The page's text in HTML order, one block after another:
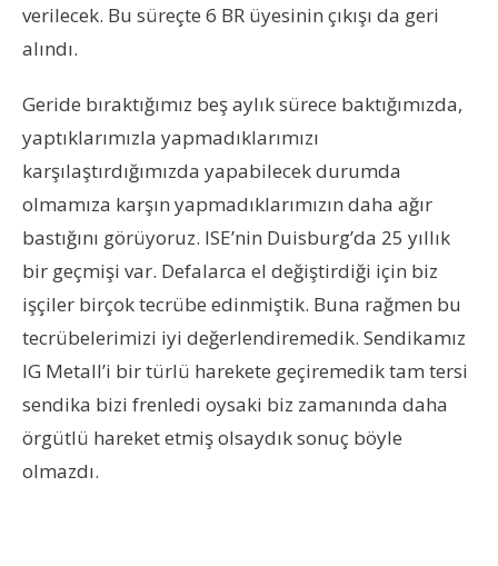
verilecek. Bu süreçte 6 BR üyesinin çıkışı da geri
alındı.
Geride bıraktığımız beş aylık sürece baktığımızda,
yaptıklarımızla yapmadıklarımızı
karşılaştırdığımızda yapabilecek durumda
olmamıza karşın yapmadıklarımızın daha ağır
bastığını görüyoruz. ISE’nin Duisburg’da 25 yıllık
bir geçmişi var. Defalarca el değiştirdiği için biz
işçiler birçok tecrübe edinmiştik. Buna rağmen bu
tecrübelerimizi iyi değerlendiremedik. Sendikamız
IG Metall’i bir türlü harekete geçiremedik tam tersi
sendika bizi frenledi oysaki biz zamanında daha
örgütlü hareket etmiş olsaydık sonuç böyle
olmazdı.